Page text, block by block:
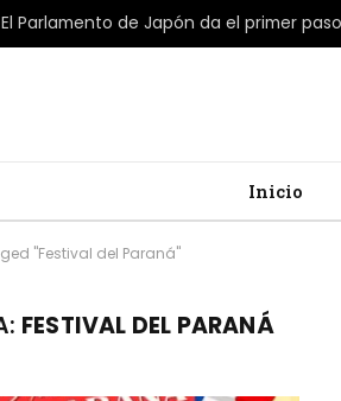
Inicio
"Festival del Paraná"
FESTIVAL DEL PARANÁ